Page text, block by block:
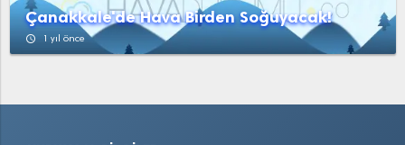
Çanakkale'de Hava Birden Soğuyacak!
access_time 1 yıl önce